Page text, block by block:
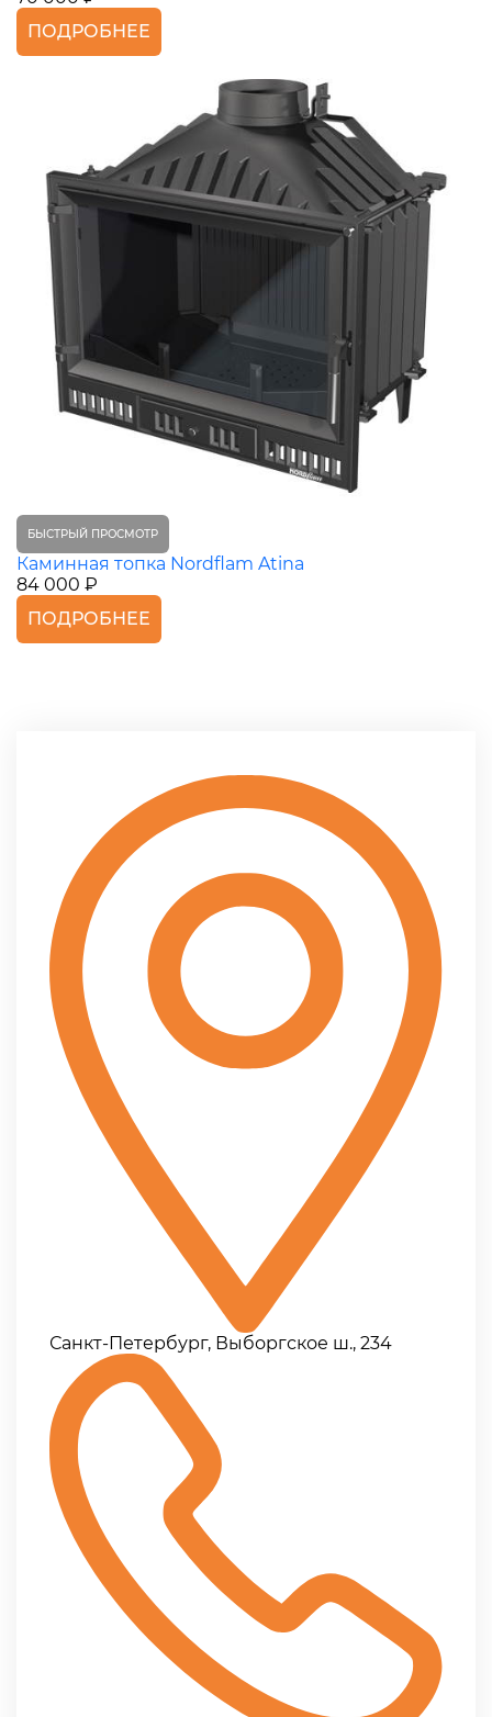
ПОДРОБНЕЕ
БЫСТРЫЙ ПРОСМОТР
Каминная топка Nordflam Atina
84 000 ₽
ПОДРОБНЕЕ
Санкт-Петербург, Выборгское ш., 234